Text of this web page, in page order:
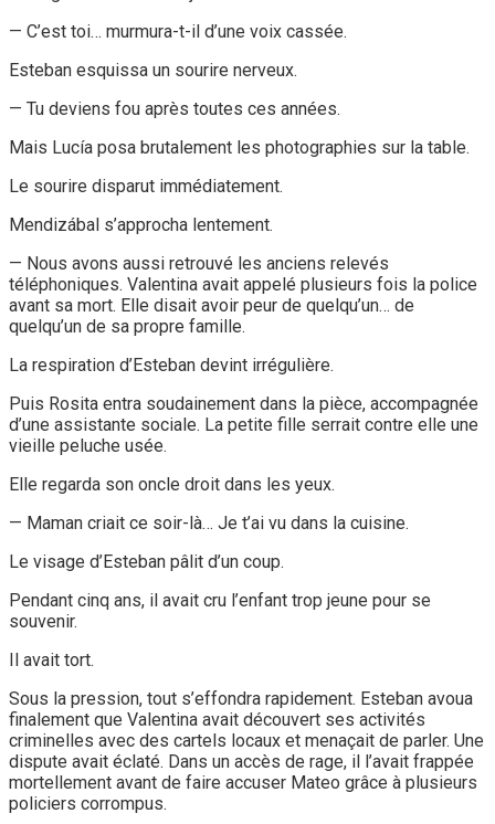
— C’est toi… murmura-t-il d’une voix cassée.
Esteban esquissa un sourire nerveux.
— Tu deviens fou après toutes ces années.
Mais Lucía posa brutalement les photographies sur la table.
Le sourire disparut immédiatement.
Mendizábal s’approcha lentement.
— Nous avons aussi retrouvé les anciens relevés
téléphoniques. Valentina avait appelé plusieurs fois la police
avant sa mort. Elle disait avoir peur de quelqu’un… de
quelqu’un de sa propre famille.
La respiration d’Esteban devint irrégulière.
Puis Rosita entra soudainement dans la pièce, accompagnée
d’une assistante sociale. La petite fille serrait contre elle une
vieille peluche usée.
Elle regarda son oncle droit dans les yeux.
— Maman criait ce soir-là… Je t’ai vu dans la cuisine.
Le visage d’Esteban pâlit d’un coup.
Pendant cinq ans, il avait cru l’enfant trop jeune pour se
souvenir.
Il avait tort.
Sous la pression, tout s’effondra rapidement. Esteban avoua
finalement que Valentina avait découvert ses activités
criminelles avec des cartels locaux et menaçait de parler. Une
dispute avait éclaté. Dans un accès de rage, il l’avait frappée
mortellement avant de faire accuser Mateo grâce à plusieurs
policiers corrompus.